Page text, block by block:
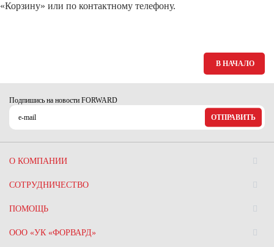
«Корзину» или по контактному телефону.
В НАЧАЛО
Подпишись на новости FORWARD
ОТПРАВИТЬ
О КОМПАНИИ
СОТРУДНИЧЕСТВО
ПОМОЩЬ
ООО «УК «ФОРВАРД»